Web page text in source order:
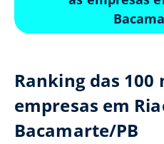
Ranking das 100
empresas em
Bacamarte/PB